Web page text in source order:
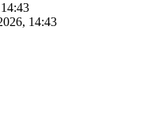
14:43